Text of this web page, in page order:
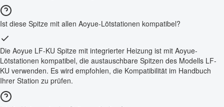
Ist diese Spitze mit allen Aoyue-Lötstationen kompatibel?
Die Aoyue LF-KU Spitze mit integrierter Heizung ist mit Aoyue-
Lötstationen kompatibel, die austauschbare Spitzen des Modells LF-
KU verwenden. Es wird empfohlen, die Kompatibilität im Handbuch
Ihrer Station zu prüfen.